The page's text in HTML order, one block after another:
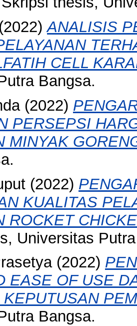
(2022)ANALISIS
CELL
Bangsa.
(2022)
PERSEPSI
MINYAK
(2022)
KUALITAS
ROCKET
Universitas
(2022)
EASE OF USE
KEPUTUSAN
Bangsa.